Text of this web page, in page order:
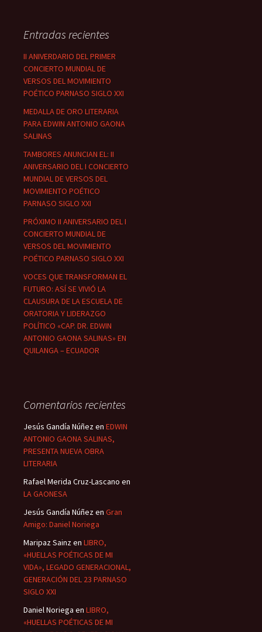
Entradas recientes
II ANIVERDARIO DEL PRIMER
CONCIERTO MUNDIAL DE
VERSOS DEL MOVIMIENTO
POÉTICO PARNASO SIGLO XXI
MEDALLA DE ORO LITERARIA
PARA EDWIN ANTONIO GAONA
SALINAS
TAMBORES ANUNCIAN EL: II
ANIVERSARIO DEL I CONCIERTO
MUNDIAL DE VERSOS DEL
MOVIMIENTO POÉTICO
PARNASO SIGLO XXI
PRÓXIMO II ANIVERSARIO DEL I
CONCIERTO MUNDIAL DE
VERSOS DEL MOVIMIENTO
POÉTICO PARNASO SIGLO XXI
VOCES QUE TRANSFORMAN EL
FUTURO: ASÍ SE VIVIÓ LA
CLAUSURA DE LA ESCUELA DE
ORATORIA Y LIDERAZGO
POLÍTICO «CAP. DR. EDWIN
ANTONIO GAONA SALINAS» EN
QUILANGA – ECUADOR
Comentarios recientes
Jesús Gandía Núñezen EDWIN
ANTONIO GAONA SALINAS,
PRESENTA NUEVA OBRA
LITERARIA
Rafael Merida Cruz-Lascano en
LA GAONESA
Jesús Gandía Núñezen Gran
Amigo: Daniel Noriega
Maripaz Sainzen LIBRO,
«HUELLAS POÉTICAS DE MI
VIDA», LEGADO GENERACIONAL,
GENERACIÓN DEL 23 PARNASO
SIGLO XXI
Daniel Noriega en LIBRO,
«HUELLAS POÉTICAS DE MI